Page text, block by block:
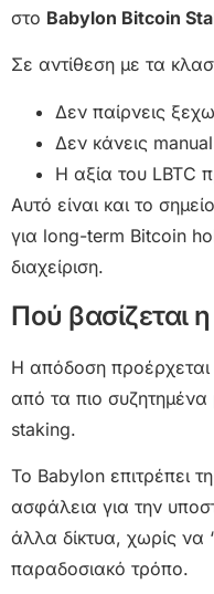
στο Babylon Bitcoin
Σε αντίθεση με τα
Δεν παίρνεις
Δεν κάνεις
Η αξία του LBTC
Αυτό είναι και το
για long-term Bitcoin
διαχείριση.
Πού βασίζεται
Η απόδοση
από τα πιο
staking.
Το Babylon επιτρέπει
ασφάλεια για την
άλλα δίκτυα, χωρίς να
παραδοσιακό τρόπο.